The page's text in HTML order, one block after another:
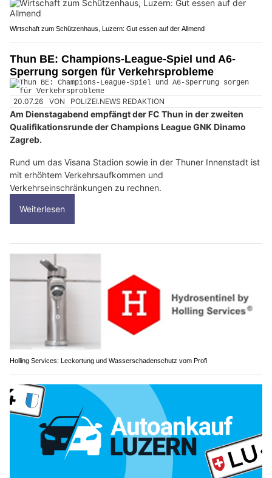
Wirtschaft zum Schützenhaus, Luzern: Gut essen auf der Allmend
Thun BE: Champions-League-Spiel und A6-
Sperrung sorgen für Verkehrsprobleme
20.07.26 VON POLIZEI.NEWS REDAKTION
Am Dienstagabend empfängt der FC Thun in der zweiten
Qualifikationsrunde der Champions League GNK Dinamo
Zagreb.
Rund um das Visana Stadion sowie in der Thuner Innenstadt ist
mit erhöhtem Verkehrsaufkommen und
Verkehrseinschränkungen zu rechnen.
Weiterlesen
Holling Services: Leckortung und Wasserschadenschutz vom Profi